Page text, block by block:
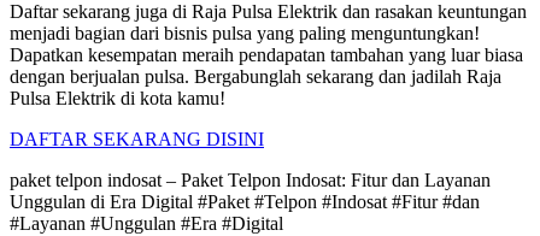
Daftar sekarang juga di Raja Pulsa Elektrik dan rasakan keuntungan
menjadi bagian dari bisnis pulsa yang paling menguntungkan!
Dapatkan kesempatan meraih pendapatan tambahan yang luar biasa
dengan berjualan pulsa. Bergabunglah sekarang dan jadilah Raja
Pulsa Elektrik di kota kamu!
DAFTAR SEKARANG DISINI
paket telpon indosat – Paket Telpon Indosat: Fitur dan Layanan
Unggulan di Era Digital #Paket #Telpon #Indosat #Fitur #dan
#Layanan #Unggulan #Era #Digital